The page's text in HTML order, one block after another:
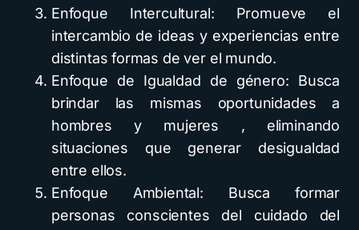
Enfoque Intercultural: Promueve el
intercambio de ideas y experiencias entre
distintas formas de ver el mundo.
Enfoque de Igualdad de género: Busca
brindar las mismas oportunidades a
hombres y mujeres , eliminando
situaciones que generar desigualdad
entre ellos.
Enfoque Ambiental: Busca formar
personas conscientes del cuidado del